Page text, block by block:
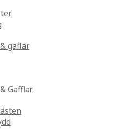
gaflar
Gafflar